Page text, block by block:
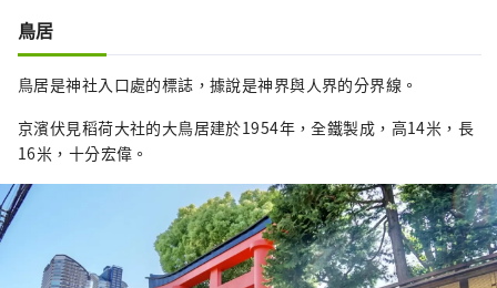
鳥居
鳥居是神社入口處的標誌，據說是神界與人界的分界線。
京濱伏見稻荷大社的大鳥居建於1954年，全鐵製成，高14米，長
16米，十分宏偉。